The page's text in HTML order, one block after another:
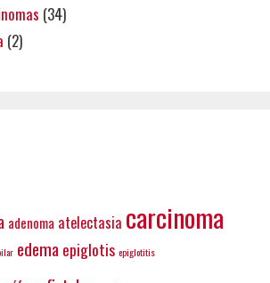
(34)
(2)
adenoma atelectasia carcinoma
edemaepiglotis epiglotitis